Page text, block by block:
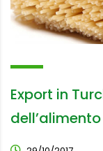
Export in
dell’alimento